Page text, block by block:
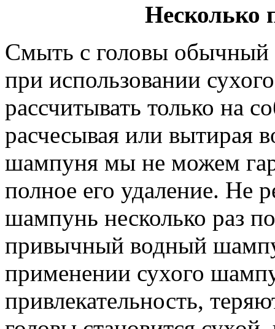
Несколько
Смыть с головы обычный
при использовании
рассчитывать только на
расчесывая или вытирая
шампуня мы не можем
полное его удаление. Не
шампунь несколько раз
привычный водный
применении сухого
привлекательность,